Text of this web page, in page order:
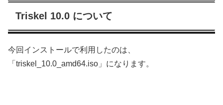
Triskel 10.0 について
今回インストールで利用したのは、
「triskel_10.0_amd64.iso」になります。